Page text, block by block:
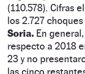
(110.578). Cifras
los 2.727
Soria. En general,
respecto a 2018
23 y no
las cinco